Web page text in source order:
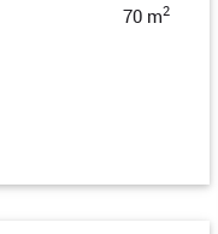
70 m2